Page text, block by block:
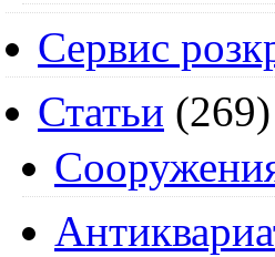
Сервис
Статьи (269)